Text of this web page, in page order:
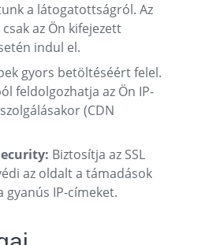
a látogatottságról. Az
az Ön kifejezett
indul el.
gyors betöltéséért felel.
feldolgozhatja az Ön IP-
(CDN
Biztosítja az SSL
az oldalt a támadások
gyanús IP-címeket.